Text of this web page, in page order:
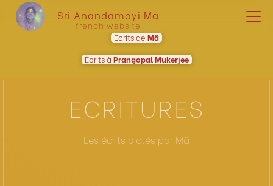
Sri Anandamoyi Ma
french website
Ecrits deMâ
Ecrits àPrangopal Mukerjee
ECRITURES
Les écrits dictés par Mâ